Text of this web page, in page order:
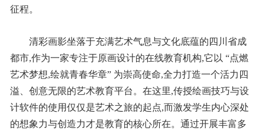
征程。
清彩画影坐落于充满艺术气息与文化底蕴的四川省成
都市,作为一家专注于原画设计的在线教育机构,它以 “点燃
艺术梦想,绘就青春华章” 为崇高使命,全力打造一个活力四
溢、创意无限的艺术教育平台。在这里,传授绘画技巧与设
计软件的使用仅仅是艺术之旅的起点,而激发学生内心深处
的想象力与创造力才是教育的核心所在。通过开展丰富多